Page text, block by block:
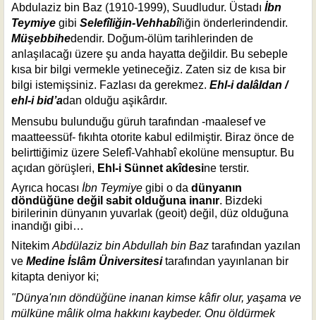
Abdulaziz bin Baz (1910-1999), Suudludur. Üstadı İbn
Teymiye gibi Selefîliğin-Vehhabîliğin önderlerindendir.
Müşebbihedendir. Doğum-ölüm tarihlerinden de
anlaşılacağı üzere şu anda hayatta değildir. Bu sebeple
kısa bir bilgi vermekle yetineceğiz. Zaten siz de kısa bir
bilgi istemişsiniz. Fazlası da gerekmez. Ehl-i dalâldan /
ehl-i bid’adan olduğu aşikârdır.
Mensubu bulunduğu güruh tarafından -maalesef ve
maatteessüf- fıkıhta otorite kabul edilmiştir. Biraz önce de
belirttiğimiz üzere Selefî-Vahhabî ekolüne mensuptur. Bu
açıdan görüşleri, Ehl-i Sünnet akîdesine terstir.
Ayrıca hocası İbn Teymiye gibi o da dünyanın
döndüğüne değil sabit olduğuna inanır. Bizdeki
birilerinin dünyanın yuvarlak (geoit) değil, düz olduğuna
inandığı gibi…
Nitekim Abdülaziz bin Abdullah bin Baz tarafından yazılan
ve Medine İslâm Üniversitesitarafından yayınlanan bir
kitapta deniyor ki;
"Dünya'nın döndüğüne inanan kimse kâfir olur, yaşama ve
mülküne mâlik olma hakkını kaybeder. Onu öldürmek